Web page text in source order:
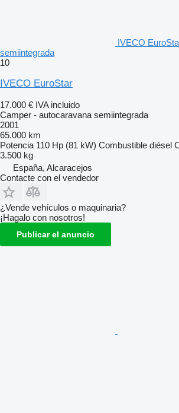
IVECO
semiintegrada
10
IVECO EuroStar
17.000 € IVA incluido
Camper - autocaravana semiintegrada
2001
65.000 km
Potencia 110 Hp (81 kW) Combustible diésel
3.500 kg
España, Alcaracejos
Contacte con el vendedor
¿Vende vehículos o maquinaria?
¡Hagalo con nosotros!
Publicar el anuncio